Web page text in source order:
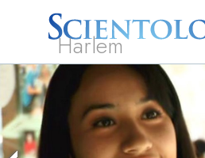
Harlem
À
notre
sujet
L. Ron Hubbard
Qu’est-ce que la
Scientologie ?